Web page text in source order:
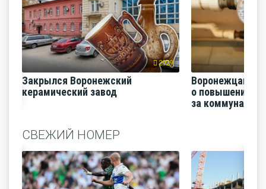
2929
Закрылся Воронежский
керамический завод
Воронежцам
о повышении
за
СВЕЖИЙ НОМЕР